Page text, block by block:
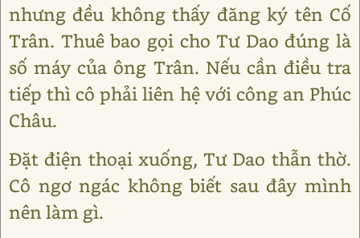
nhưng đều không thấy đăng ký tên Cố
Trân. Thuê bao gọi cho Tư Dao đúng là
số máy của ông Trân. Nếu cần điều tra
tiếp thì cô phải liên hệ với công an Phúc
Châu.
Đặt điện thoại xuống, Tư Dao thẫn thờ.
Cô ngơ ngác không biết sau đây mình
nên làm gì.